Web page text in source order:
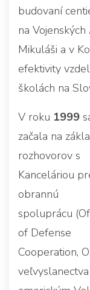
budovaní
na
Mikuláši a v
efektivity
školách na
V roku 1999
začala na
rozhovorov s
Kanceláriou
obrannú
spoluprácu
of Defense
Cooperation,